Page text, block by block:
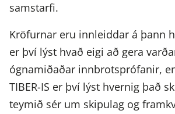
samstarfi.
Kröfurnar eru innleiddar á þann
er því lýst hvað eigi að gera
ógnamiðaðar innbrotsprófanir,
TIBER-IS er því lýst hvernig það
teymið sér um skipulag og